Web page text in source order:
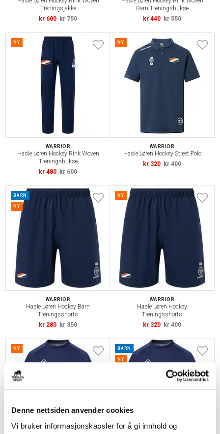
Denne nettsiden anvender cookies
Vi bruker informasjonskapsler for å gi innhold og
Treningsjakke
kr 600 kr 750
Barn Treningsbukse
kr 440 kr 550
NY
WARRIOR
Hasle Løren Hockey Rink Woven
Treningsbukse
kr 480 kr 600
NY
WARRIOR
Hasle Løren Hockey Street Polo
kr 320 kr 400
BARN
NY
WARRIOR
Hasle Løren Hockey Barn
Treningsshorts
kr 280 kr 350
NY
WARRIOR
Hasle Løren Hockey
Treningsshorts
kr 320 kr 400
NY BARN
NY